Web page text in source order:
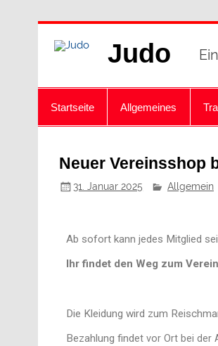
Judo
Startseite Allgemeines
Neuer Vereinsshop
31. Januar 2025 Allgemein
Ab sofort kann jedes Mitglied
Ihr findet den Weg zum
Die Kleidung wird zum
Bezahlung findet vor Ort bei der